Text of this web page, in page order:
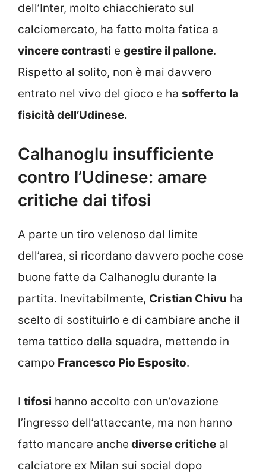
dell’Inter, molto chiacchierato sul
calciomercato, ha fatto molta fatica a
vincere contrasti e gestire il pallone.
Rispetto al solito, non è mai davvero
entrato nel vivo del gioco e ha sofferto la
fisicità dell’Udinese.
Calhanoglu insufficiente
contro l’Udinese: amare
critiche dai tifosi
A parte un tiro velenoso dal limite
dell’area, si ricordano davvero poche cose
buone fatte da Calhanoglu durante la
partita. Inevitabilmente, Cristian Chivu ha
scelto di sostituirlo e di cambiare anche il
tema tattico della squadra, mettendo in
campo Francesco Pio Esposito.
I tifosi hanno accolto con un’ovazione
l’ingresso dell’attaccante, ma non hanno
fatto mancare anche diverse critiche al
calciatore ex Milan sui social dopo